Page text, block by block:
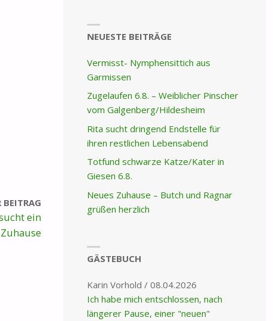
BEITRAG
ein
Zuhause
NEUESTE BEITRÄGE
Vermisst- Nymphensittich aus
Garmissen
Zugelaufen 6.8. – Weiblicher Pinscher
vom Galgenberg/Hildesheim
Rita sucht dringend Endstelle für
ihren restlichen Lebensabend
Totfund schwarze Katze/Kater in
Giesen 6.8.
Neues Zuhause – Butch und Ragnar
grüßen herzlich
GÄSTEBUCH
Karin Vorhold / 08.04.2026
Ich habe mich entschlossen, nach
längerer Pause, einer "neuen"